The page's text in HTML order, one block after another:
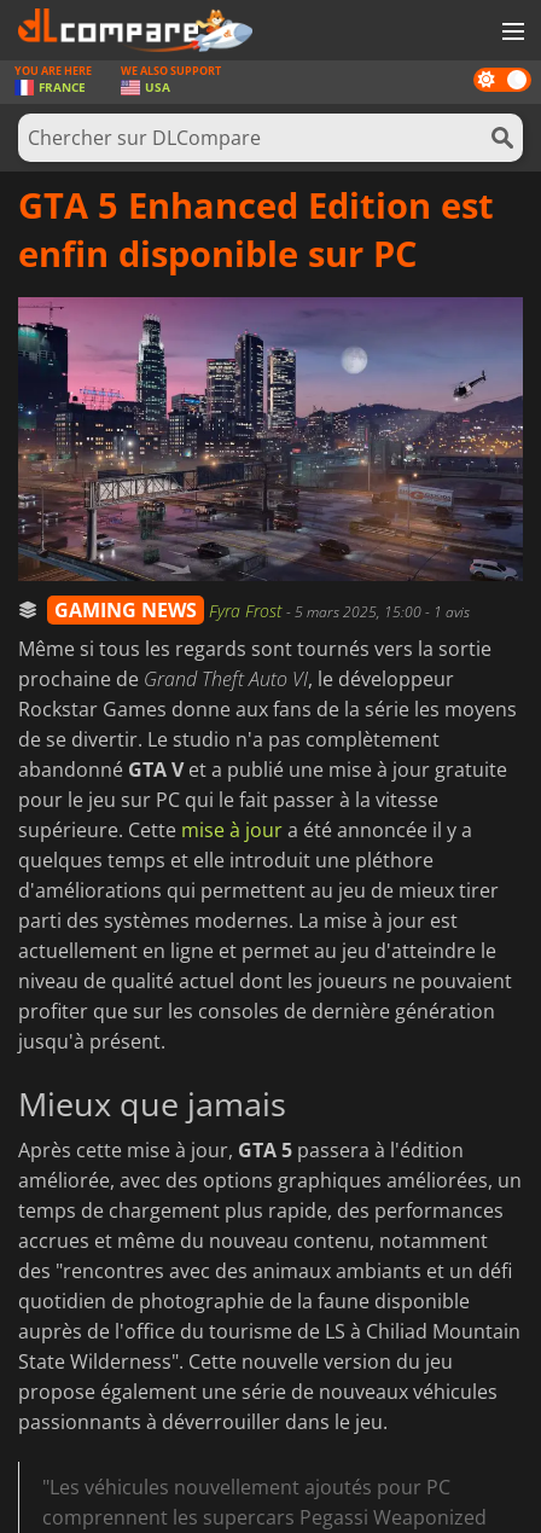
JEUX
CARTES PRÉPAYÉES
LOGICIELS
NEWS
SE CONNECTER OU S'INSCRIRE
Dark
mode
YOU ARE HERE
FRANCE
WE ALSO SUPPORT
USA
GTA 5 Enhanced Edition est
enfin disponible sur PC
GAMING NEWS Fyra Frost-5 mars 2025, 15:00- 1 avis
Même si tous les regards sont tournés vers la sortie
prochaine de Grand Theft Auto VI, le développeur
Rockstar Games donne aux fans de la série les moyens
de se divertir. Le studio n'a pas complètement
abandonné GTA Vet a publié une mise à jour gratuite
pour le jeu sur PC qui le fait passer à la vitesse
supérieure. Cette mise à joura été annoncée il y a
quelques temps et elle introduit une pléthore
d'améliorations qui permettent au jeu de mieux tirer
parti des systèmes modernes. La mise à jour est
actuellement en ligne et permet au jeu d'atteindre le
niveau de qualité actuel dont les joueurs ne pouvaient
profiter que sur les consoles de dernière génération
jusqu'à présent.
Mieux que jamais
Après cette mise à jour, GTA 5 passera à l'édition
améliorée, avec des options graphiques améliorées, un
temps de chargement plus rapide, des performances
accrues et même du nouveau contenu, notamment
des "rencontres avec des animaux ambiants et un défi
quotidien de photographie de la faune disponible
auprès de l'office du tourisme de LS à Chiliad Mountain
State Wilderness". Cette nouvelle version du jeu
propose également une série de nouveaux véhicules
passionnants à déverrouiller dans le jeu.
"Les véhicules nouvellement ajoutés pour PC
comprennent les supercars Pegassi Weaponized